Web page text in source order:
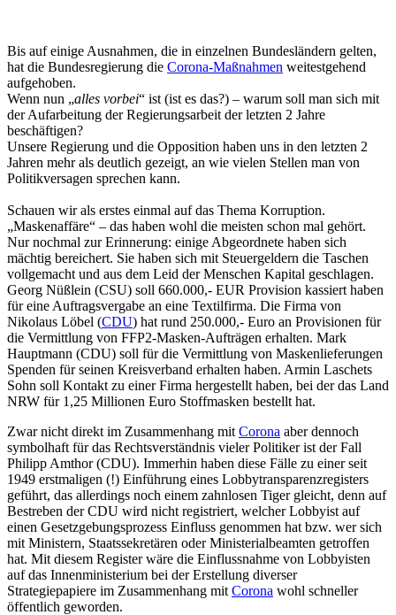
Bis auf einige Ausnahmen, die in einzelnen Bundesländern gelten,
hat die Bundesregierung die Corona-Maßnahmen weitestgehend
aufgehoben.
Wenn nun „alles vorbei“ ist (ist es das?) – warum soll man sich mit
der Aufarbeitung der Regierungsarbeit der letzten 2 Jahre
beschäftigen?
Unsere Regierung und die Opposition haben uns in den letzten 2
Jahren mehr als deutlich gezeigt, an wie vielen Stellen man von
Politikversagen sprechen kann.
Schauen wir als erstes einmal auf das Thema Korruption.
„Maskenaffäre“ – das haben wohl die meisten schon mal gehört.
Nur nochmal zur Erinnerung: einige Abgeordnete haben sich
mächtig bereichert. Sie haben sich mit Steuergeldern die Taschen
vollgemacht und aus dem Leid der Menschen Kapital geschlagen.
Georg Nüßlein (CSU) soll 660.000,- EUR Provision kassiert haben
für eine Auftragsvergabe an eine Textilfirma. Die Firma von
Nikolaus Löbel (CDU) hat rund 250.000,- Euro an Provisionen für
die Vermittlung von FFP2-Masken-Aufträgen erhalten. Mark
Hauptmann (CDU) soll für die Vermittlung von Maskenlieferungen
Spenden für seinen Kreisverband erhalten haben. Armin Laschets
Sohn soll Kontakt zu einer Firma hergestellt haben, bei der das Land
NRW für 1,25 Millionen Euro Stoffmasken bestellt hat.
Zwar nicht direkt im Zusammenhang mit Corona aber dennoch
symbolhaft für das Rechtsverständnis vieler Politiker ist der Fall
Philipp Amthor (CDU). Immerhin haben diese Fälle zu einer seit
1949 erstmaligen (!) Einführung eines Lobbytransparenzregisters
geführt, das allerdings noch einem zahnlosen Tiger gleicht, denn auf
Bestreben der CDU wird nicht registriert, welcher Lobbyist auf
einen Gesetzgebungsprozess Einfluss genommen hat bzw. wer sich
mit Ministern, Staatssekretären oder Ministerialbeamten getroffen
hat. Mit diesem Register wäre die Einflussnahme von Lobbyisten
auf das Innenministerium bei der Erstellung diverser
Strategiepapiere im Zusammenhang mit Corona wohl schneller
öffentlich geworden.